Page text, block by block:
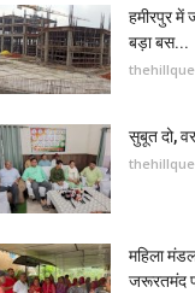
हमीरपुर में
बड़ा बस...
सुबूत दो,
महिला
जरूरतमंद